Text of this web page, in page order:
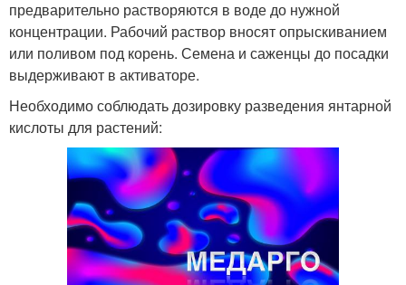
предварительно растворяются в воде до нужной
концентрации. Рабочий раствор вносят опрыскиванием
или поливом под корень. Семена и саженцы до посадки
выдерживают в активаторе.
Необходимо соблюдать дозировку разведения янтарной
кислоты для растений: